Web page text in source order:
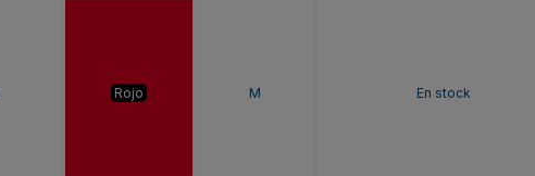
Rojo M En stock